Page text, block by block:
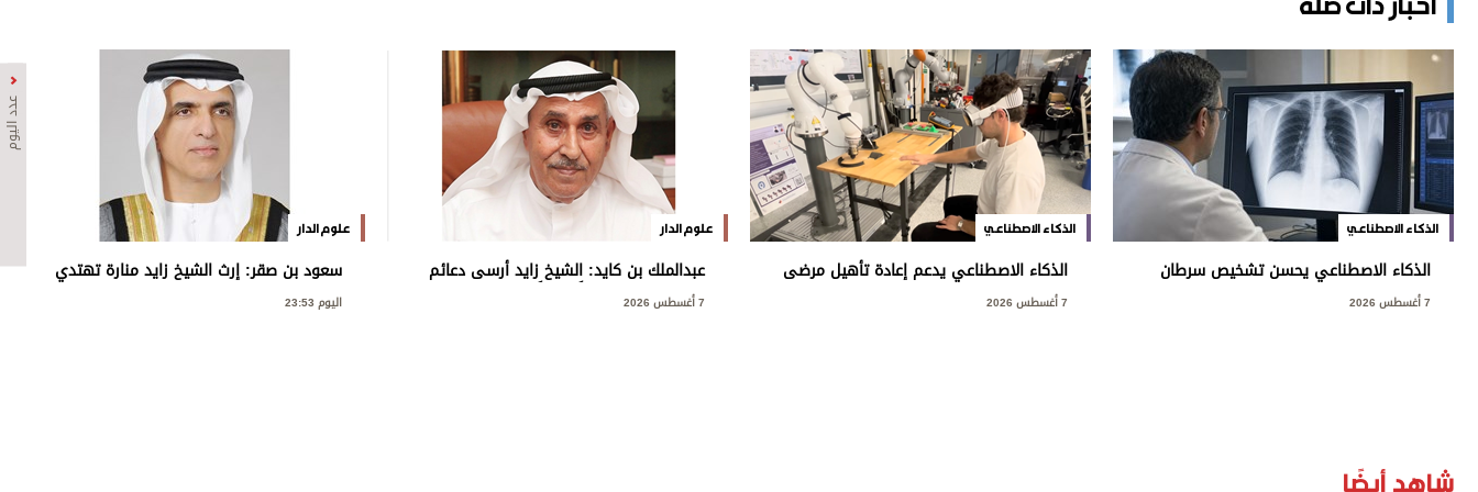
عدد اليوم
الذكاء الاصطناعي
الذكاء الاصطناعي يحسن تشخيص سرطان
الرئة
7 أغسطس 2026
الذكاء الاصطناعي
الذكاء الاصطناعي يدعم إعادة تأهيل مرضى
السكتة الدماغية
7 أغسطس 2026
علوم الدار
عبدالملك بن كايد: الشيخ زايد أرسى دعائم
دولة أصبحت نموذجاً عالمياً في التنمية
والإنسانية 7 أغسطس 2026
علوم الدار
سعود بن صقر: إرث الشيخ زايد منارة تهتدي
بها الأجيال
اليوم 23:53
شاهد أيضًا